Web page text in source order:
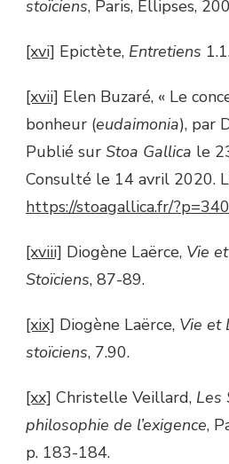
stoïciens, Paris, Ellipses,
[xvi] Epictète, Entretiens
[xvii] Elen Buzaré, « Le
bonheur (eudaimonia), par
Publié sur Stoa Gallica le
Consulté le 14 avril 2020.
https://stoagallica.fr/?p=340
[xviii] Diogène Laërce, Vie
Stoïciens, 87-89.
[xix] Diogène Laërce, Vie et
stoïciens, 7.90.
[xx] Christelle Veillard, Les
philosophie de l’exigence,
p. 183-184.